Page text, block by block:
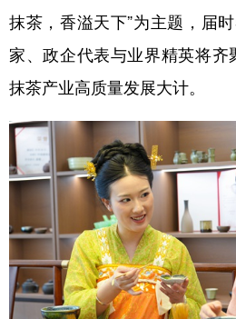
地方频道
北京 天津
辽宁
浙江 安徽
山东 河南
广东 广西
四川 贵州
抹茶，香溢天下”为主题，届
家、政企代表与业界精英将
抹茶产业高质量发展大计。